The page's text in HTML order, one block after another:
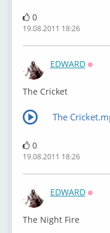
0
19.08.2011 18:26
EDWARD
The Cricket
The
0
19.08.2011 18:26
EDWARD
The Night Fire